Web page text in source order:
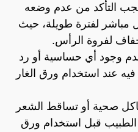
التأكد من عدم وضعه
لفترة طويلة، حيث
لفروة الرأس.
وجود أي حساسية أو رد
عند استخدام ورق الغار
صحية أو تساقط الشعر
قبل استخدام ورق